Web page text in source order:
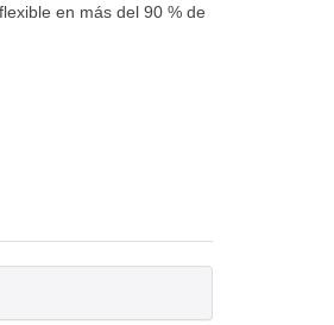
en más del 90 % de